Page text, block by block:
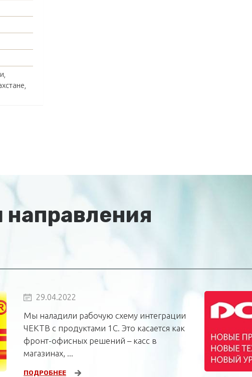
направления
29.04.2022
Мы наладили рабочую схему интеграции
ЧЕКТВ с продуктами 1С. Это касается как
фронт-офисных решений – касс в
магазинах, ...
ПОДРОБНЕЕ